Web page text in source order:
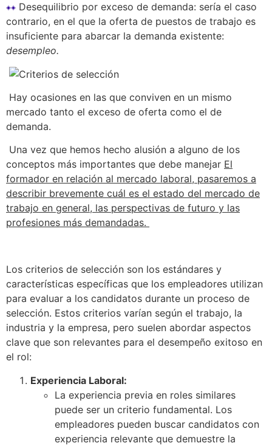
Desequilibrio por exceso de demanda: sería el caso
contrario, en el que la oferta de puestos de trabajo es
insuficiente para abarcar la demanda existente:
desempleo.
Hay ocasiones en las que conviven en un mismo
mercado tanto el exceso de oferta como el de
demanda.
Una vez que hemos hecho alusión a alguno de los
conceptos más importantes que debe manejar El
formador en relación al mercado laboral, pasaremos a
describir brevemente cuál es el estado del mercado de
trabajo en general, las perspectivas de futuro y las
profesiones más demandadas.
Los criterios de selección son los estándares y
características específicas que los empleadores utilizan
para evaluar a los candidatos durante un proceso de
selección. Estos criterios varían según el trabajo, la
industria y la empresa, pero suelen abordar aspectos
clave que son relevantes para el desempeño exitoso en
el rol:
Experiencia Laboral:
La experiencia previa en roles similares
puede ser un criterio fundamental. Los
empleadores pueden buscar candidatos con
experiencia relevante que demuestre la